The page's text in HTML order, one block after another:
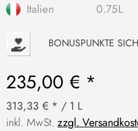
Italien
0.75L
P BONUSPUNKTE
235,00 € *
313,33 € * / 1 L
inkl. MwSt. zzgl.